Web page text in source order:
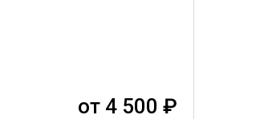
от 4 500 ₽